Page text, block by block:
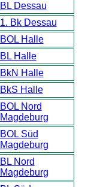
BL Dessau
1. Bk Dessau
BOL Halle
BL Halle
BkN Halle
BkS Halle
BOL Nord
Magdeburg
BOL Süd
Magdeburg
BL Nord
Magdeburg